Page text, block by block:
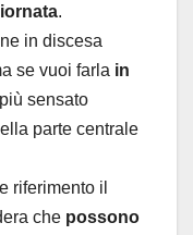
.
in discesa
se vuoi farla in
sensato
parte centrale
riferimento il
che possono